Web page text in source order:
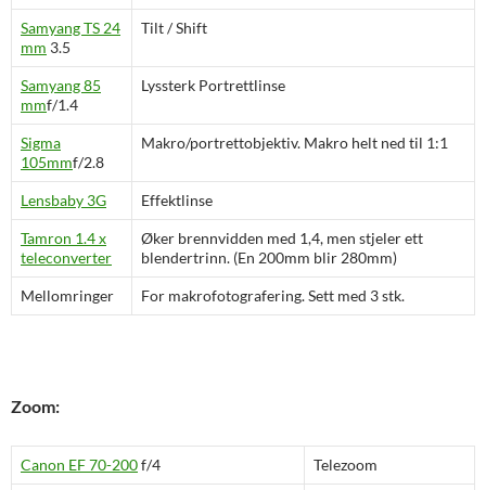
Samyang TS 24
mm 3.5
Tilt / Shift
Samyang 85
mmf/1.4
Lyssterk Portrettlinse
Sigma
105mmf/2.8
Makro/portrettobjektiv. Makro helt ned til 1:1
Lensbaby 3G Effektlinse
Tamron 1.4 x
teleconverter
Øker brennvidden med 1,4, men stjeler ett
blendertrinn. (En 200mm blir 280mm)
Mellomringer For makrofotografering. Sett med 3 stk.
Zoom:
Canon EF 70-200f/4 Telezoom